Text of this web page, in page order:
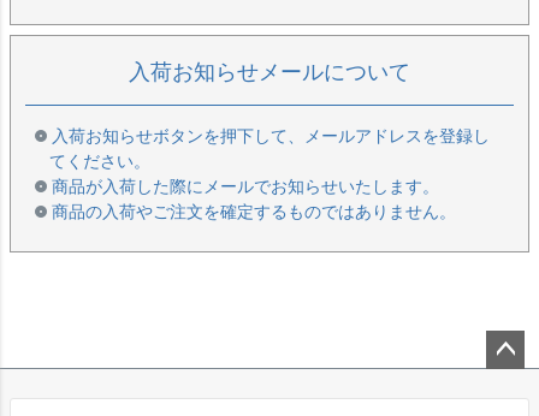
入荷お知らせメールについて
入荷お知らせボタンを押下して、メールアドレスを登録し
てください。
商品が入荷した際にメールでお知らせいたします。
商品の入荷やご注文を確定するものではありません。